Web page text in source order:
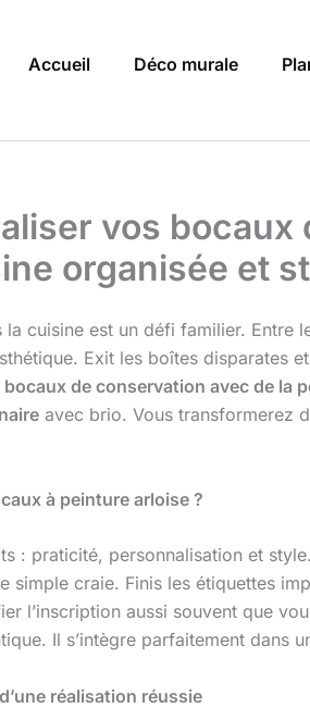
Accueil Déco murale
vos
organisée et
cuisine est un défi familier. Entre
Exit les boîtes disparates
de conservation avec de la
avec brio. Vous transformerez
à peinture arloise ?
: praticité, personnalisation et
simple craie. Finis les étiquettes
l’inscription aussi souvent que
Il s’intègre parfaitement dans
réalisation réussie